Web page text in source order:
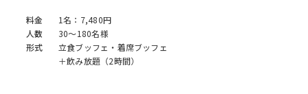
料金
1名：7,480円
人数
30～180名様
形式
立食ブッフェ・着席ブッフェ
＋飲み放題（2時間）